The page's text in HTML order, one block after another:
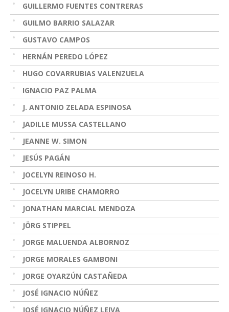
GUILLERMO FUENTES CONTRERAS
GUILMO BARRIO SALAZAR
GUSTAVO CAMPOS
HERNÁN PEREDO LÓPEZ
HUGO COVARRUBIAS VALENZUELA
IGNACIO PAZ PALMA
J. ANTONIO ZELADA ESPINOSA
JADILLE MUSSA CASTELLANO
JEANNE W. SIMON
JESÚS PAGÁN
JOCELYN REINOSO H.
JOCELYN URIBE CHAMORRO
JONATHAN MARCIAL MENDOZA
JÖRG STIPPEL
JORGE MALUENDA ALBORNOZ
JORGE MORALES GAMBONI
JORGE OYARZÚN CASTAÑEDA
JOSÉ IGNACIO NÚÑEZ
JOSÉ IGNACIO NÚÑEZ LEIVA